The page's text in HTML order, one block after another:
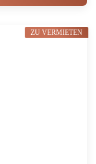
ZU VERMIETEN